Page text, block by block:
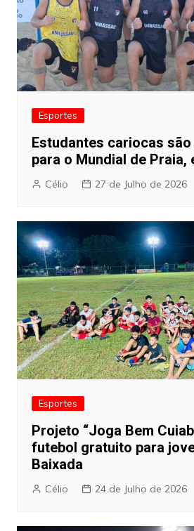
Esportes
Estudantes cariocas
para o Mundial de Praia,
Célio 27 de Julho de 2026
Esportes
Projeto “Joga Bem
futebol gratuito para
Baixada
Célio 24 de Julho de 2026